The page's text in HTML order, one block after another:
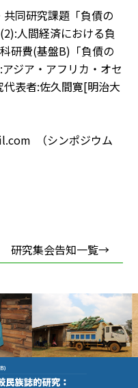
同研究課題「負債の
人間経済における負
研費(基盤B)「負債の
ジア・アフリカ・オセ
表者:佐久間寛[明治大
（シンポジウム
研究集会告知一覧→